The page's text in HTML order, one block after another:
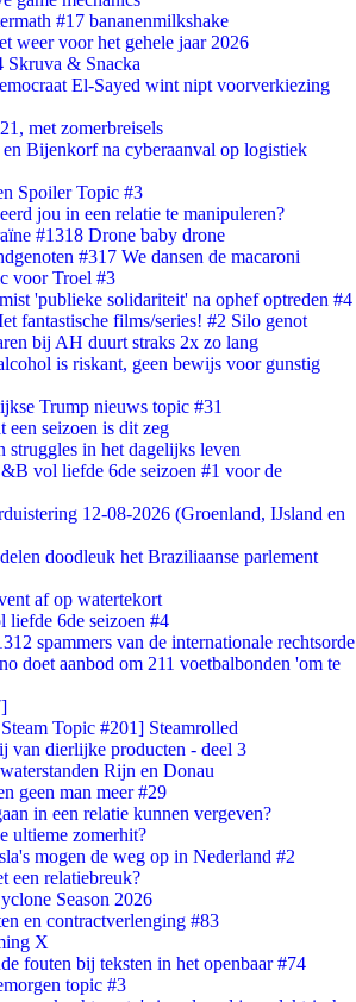
#17 bananenmilkshake
weer voor het gehele jaar 2026
& Snacka
El-Sayed wint nipt voorverkiezing
met zomerbreisels
Bijenkorf na cyberaanval op logistiek
Spoiler Topic #3
jou in een relatie te manipuleren?
#1318 Drone baby drone
#317 We dansen de macaroni
voor Troel #3
'publieke solidariteit' na ophef optreden #4
fantastische films/series! #2 Silo genot
bij AH duurt straks 2x zo lang
is riskant, geen bewijs voor gunstig
Trump nieuws topic #31
een seizoen is dit zeg
in het dagelijks leven
vol liefde 6de seizoen #1 voor de
12-08-2026 (Groenland, IJsland en
doodleuk het Braziliaanse parlement
af op watertekort
6de seizoen #4
spammers van de internationale rechtsorde
doet aanbod om 211 voetbalbonden 'om te
Topic #201] Steamrolled
dierlijke producten - deel 3
Rijn en Donau
geen man meer #29
in een relatie kunnen vergeven?
ultieme zomerhit?
mogen de weg op in Nederland #2
een relatiebreuk?
Season 2026
en contractverlenging #83
X
fouten bij teksten in het openbaar #74
topic #3